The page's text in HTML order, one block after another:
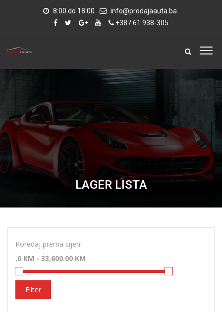
8:00 do 18:00
info@prodajaauta.ba
+387 61 938-305
LAGER LISTA
Poredaj prema cijeni
Filter